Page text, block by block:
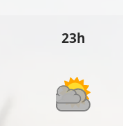
23h